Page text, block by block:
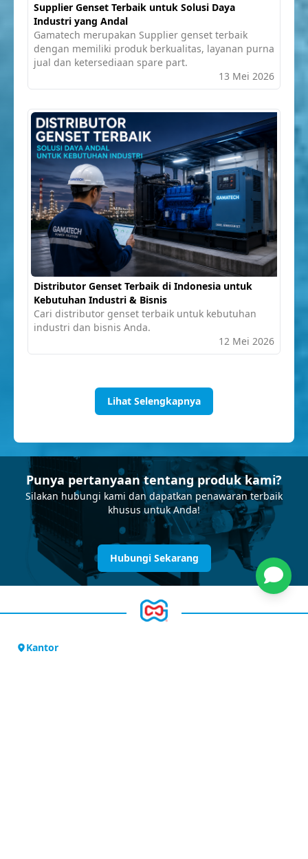
Supplier Genset Terbaik untuk Solusi Daya
Industri yang Andal
Gamatech merupakan Supplier genset terbaik
dengan memiliki produk berkualitas, layanan purna
jual dan ketersediaan spare part.
13 Mei 2026
Distributor Genset Terbaik di Indonesia untuk
Kebutuhan Industri & Bisnis
Cari distributor genset terbaik untuk kebutuhan
industri dan bisnis Anda.
12 Mei 2026
Lihat Selengkapnya
Punya pertanyaan tentang produk kami?
Silakan hubungi kami dan dapatkan penawaran terbaik
khusus untuk Anda!
Hubungi Sekarang
Kantor